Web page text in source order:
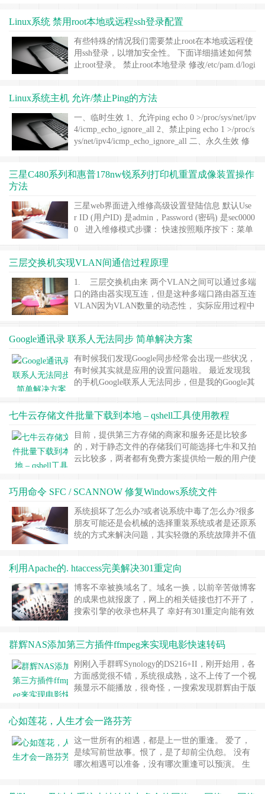
qa | grep openssh 查看是否安装了ssh服务。 如果没
有安装，那么第一步安…… 继续阅读 »
Linux系统 禁用root本地或远程ssh登录配置
有些特殊的情况我们需要禁止root在本地或远程使
用ssh登录，以增加安全性。 下面详细描述如何禁
止root登录。 禁止root本地登录 修改/etc/pam.d/logi
sshd_con……继续阅读 »
Linux系统主机 允许/禁止Ping的方法
一、临时生效 1、允许ping echo 0 >/proc/sys/net/ipv
4/icmp_echo_ignore_all 2、禁止ping echo 1 >/proc/s
ys/net/ipv4/icmp_echo_ignore_all 二、永久生效 修
三星C480系列和惠普178nw锐系列打印机重置成像装置操作
方法
三星web界面进入维修高级设置登陆信息 默认Use
r ID (用户ID) 是admin，Password (密码) 是sec0000
0 进入维修模式步骤： 快速按照顺序按下：菜单
板有数字键的，直接 菜单键#1934菜单进入 维修
模式。 &nbs……继续阅读 »
三层交换机实现VLAN间通信过程原理
1. 三层交换机由来 两个VLAN之间可以通过多端
口的路由器实现互连，但是这种多端口路由器互连
VLAN因为VLAN数量的动态性， 实际应用过程中
量动态性问题，路由器和交换机间链路带宽瓶颈问
题。 在交换机上增加一个路由模块，集路由模块
和交换功能为…… 继续阅读 »
Google通讯录 联系人无法同步 简单解决方案
有时候我们发现Google同步经常会出现一些状况，
有时候其实就是应用的设置问题啦。 最近发现我
的手机Google联系人无法同步，但是我的Google其
是， 然后怀疑是定位检测到在中国地区做了限
制？ 最后发现都不是这些问题，而是在安装应用
后，我们并没有给足它权限而已。 Go……继续阅
读 »
七牛云存储文件批量下载到本地 – qshell工具使用教程
目前，提供第三方存储的商家和服务还是比较多
的，对于静态文件的存储我们可能选择七牛和又拍
云比较多，两者都有免费方案提供给一般的用户使
用还是比较方便的。相对而言，静态文件存储在这
些云存储服务上下载调用的时候比在云盘上速度快
一些。 我们通过使用后发现七牛和又拍云的产品
大体上还……继续阅读 »
巧用命令 SFC / SCANNOW 修复Windows系统文件
系统损坏了怎么办?或者说系统中毒了怎么办?很多
朋友可能还是会机械的选择重装系统或者是还原系
统的方式来解决问题，其实轻微的系统故障并不值
Checker(系统文件检查器) 它能扫描所有受保护的
系统文件并用正确的 Microsoft 版本替换不正确的
版本…… 继续阅读 »
利用Apache的. htaccess完美解决301重定向
博客不幸被换域名了。域名一换，以前辛苦做博客
的成果也就报废了，网上的相关链接也打不开了，
搜索引擎的收录也杯具了 幸好有301重定向能有效
优化角度出发，301重定向是网址重定向最为可行
的一种办法。当网站的域名发生变更后，搜索引擎
只对新网址进行索引，同时又会把旧地址下原……
继续阅读 »
群辉NAS添加第三方插件ffmpeg来实现电影快速转码
刚刚入手群晖Synology的DS216+II，刚开始用，各
方面感觉很不错，系统很成熟，这不上传了一个视
频显示不能播放，很奇怪，一搜索发现群辉由于版
格式啊！ 通过一系列的网络搜索，找到了几乎完
美的解决方案，不用担心更新等问题！ 方法如
下： 在套件中心添…… 继续阅读 »
心如莲花，人生才会一路芬芳
这一世所有的相遇，都是上一世的重逢。 爱了，
是续写前世故事。恨了，是了却前尘仇怨。 没有
哪次相遇可以准备，没有哪次重逢可以预演。 生